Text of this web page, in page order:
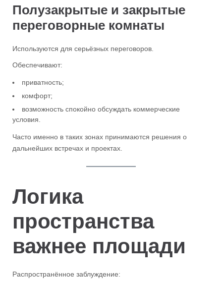
Полузакрытые и закрытые
переговорные комнаты
Используются для серьёзных переговоров.
Обеспечивают:
приватность;
комфорт;
возможность спокойно обсуждать коммерческие
условия.
Часто именно в таких зонах принимаются решения о
дальнейших встречах и проектах.
Логика
пространства
важнее площади
Распространённое заблуждение: